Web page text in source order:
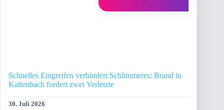
Schnelles Eingreifen verhindert Schlimmeres: Brand in
Kaltenbach fordert zwei Verletzte
30. Juli 2026